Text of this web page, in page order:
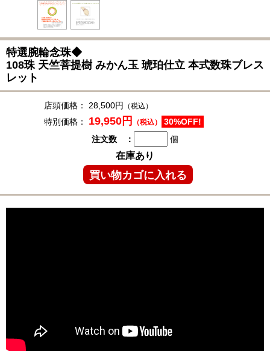
特選腕輪念珠◆
108珠 天竺菩提樹 みかん玉 琥珀仕立 本式数珠ブレス
レット
店頭価格： 28,500円 （税込）
特別価格： 19,950円 （税込）
30%OFF!
注文数 ：
個
在庫あり